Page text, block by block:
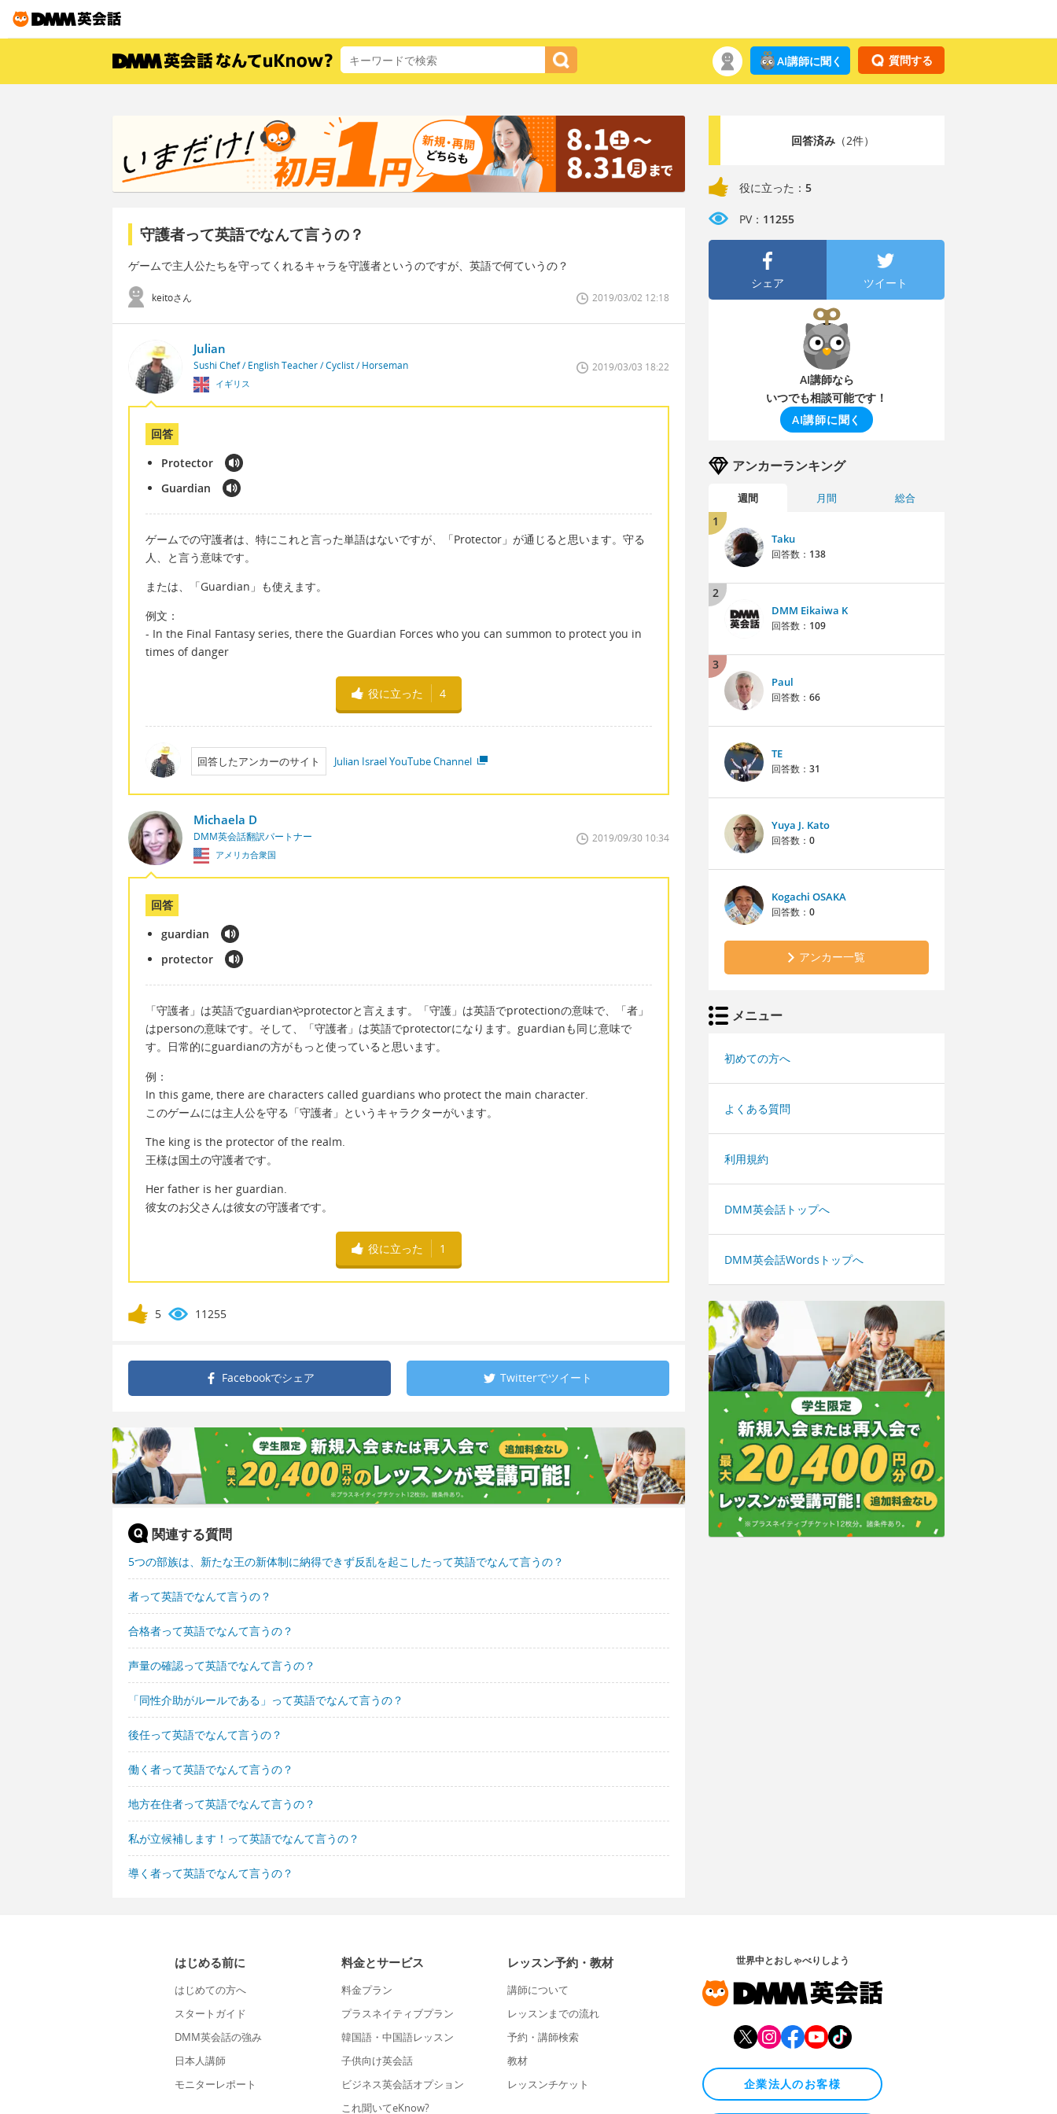
質問する
AI講師に聞く
守護者って英語でなんて言うの？
ゲームで主人公たちを守ってくれるキャラを守護者というのですが、英語で何ていうの？
keitoさん 2019/03/02 12:18
Julian
Sushi Chef / English Teacher / Cyclist / Horseman
イギリス
2019/03/03 18:22
回答
Protector
Guardian
ゲームでの守護者は、特にこれと言った単語はないですが、「Protector」が通じると思います。守る
人、と言う意味です。
または、「Guardian」も使えます。
例文：
- In the Final Fantasy series, there the Guardian Forces who you can summon to protect you in
times of danger
役に立った 4
回答したアンカーのサイト Julian Israel YouTube Channel
Michaela D
DMM英会話翻訳パートナー
アメリカ合衆国
2019/09/30 10:34
回答
guardian
protector
「守護者」は英語でguardianやprotectorと言えます。「守護」は英語でprotectionの意味で、「者」
はpersonの意味です。そして、「守護者」は英語でprotectorになります。guardianも同じ意味で
す。日常的にguardianの方がもっと使っていると思います。
例：
In this game, there are characters called guardians who protect the main character.
このゲームには主人公を守る「守護者」というキャラクターがいます。
The king is the protector of the realm.
王様は国土の守護者です。
Her father is her guardian.
彼女のお父さんは彼女の守護者です。
役に立った 1
5 11255
Facebookでシェア Twitterでツイート
関連する質問
5つの部族は、新たな王の新体制に納得できず反乱を起こしたって英語でなんて言うの？
者って英語でなんて言うの？
合格者って英語でなんて言うの？
声量の確認って英語でなんて言うの？
「同性介助がルールである」って英語でなんて言うの？
後任って英語でなんて言うの？
働く者って英語でなんて言うの？
地方在住者って英語でなんて言うの？
私が立候補します！って英語でなんて言うの？
導く者って英語でなんて言うの？
回答済み（2件）
役に立った： 5
PV： 11255
シェア ツイート
AI講師なら
いつでも相談可能です！
AI講師に聞く
アンカーランキング
週間 月間 総合
1
Taku
回答数： 138
2
DMM Eikaiwa K
回答数： 109
3
Paul
回答数： 66
TE
回答数： 31
Yuya J. Kato
回答数： 0
Kogachi OSAKA
回答数： 0
アンカー一覧
メニュー
初めての方へ
よくある質問
利用規約
DMM英会話トップへ
DMM英会話Wordsトップへ
はじめる前に
はじめての方へ
スタートガイド
DMM英会話の強み
日本人講師
モニターレポート
料金とサービス
料金プラン
プラスネイティブプラン
韓国語・中国語レッスン
子供向け英会話
ビジネス英会話オプション
これ聞いてeKnow?
レッスン予約・教材
講師について
レッスンまでの流れ
予約・講師検索
教材
レッスンチケット
世界中とおしゃべりしよう
企業法人のお客様